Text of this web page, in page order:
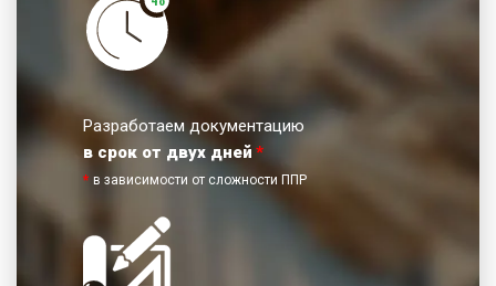
Разработаем документацию
в срок от двух дней *
* в зависимости от сложности ППР